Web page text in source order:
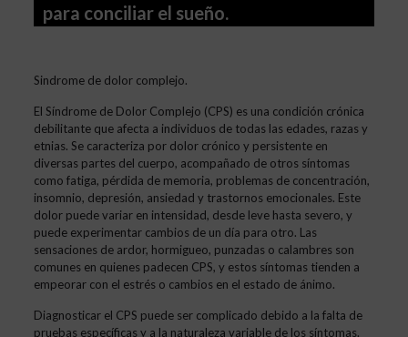
para conciliar el sueño.
Sindrome de dolor complejo.
El Síndrome de Dolor Complejo (CPS) es una condición crónica
debilitante que afecta a individuos de todas las edades, razas y
etnias. Se caracteriza por dolor crónico y persistente en
diversas partes del cuerpo, acompañado de otros síntomas
como fatiga, pérdida de memoria, problemas de concentración,
insomnio, depresión, ansiedad y trastornos emocionales. Este
dolor puede variar en intensidad, desde leve hasta severo, y
puede experimentar cambios de un día para otro. Las
sensaciones de ardor, hormigueo, punzadas o calambres son
comunes en quienes padecen CPS, y estos síntomas tienden a
empeorar con el estrés o cambios en el estado de ánimo.
Diagnosticar el CPS puede ser complicado debido a la falta de
pruebas específicas y a la naturaleza variable de los síntomas.